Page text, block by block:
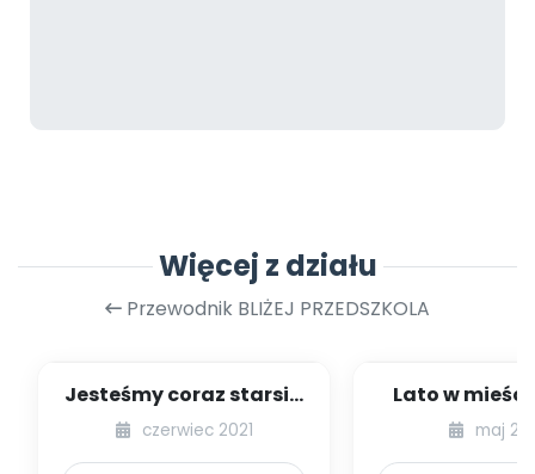
Więcej z działu
Przewodnik BLIŻEJ PRZEDSZKOLA
Jesteśmy coraz starsi -
zestaw
czerwiec 2021
Lato w
dzieci
numer
maj